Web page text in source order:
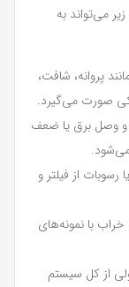
می‌تواند به
پروانه، شافت،
صورت می‌گیرد.
و وصل برق یا ضعف
از فیلتر و
با نمونه‌های
از کل سیستم